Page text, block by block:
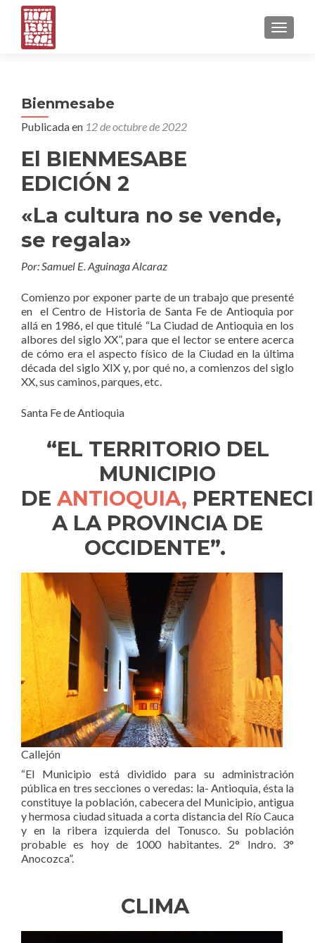
Bienmesabe
Publicada en 12 de octubre de 2022
El BIENMESABE
EDICIÓN 2
«La cultura no se vende,
se regala»
Por: Samuel E. Aguinaga Alcaraz
Comienzo por exponer parte de un trabajo que presenté
en el Centro de Historia de Santa Fe de Antioquia por
allá en 1986, el que titulé “La Ciudad de Antioquia en los
albores del siglo XX”, para que el lector se entere acerca
de cómo era el aspecto físico de la Ciudad en la última
década del siglo XIX y, por qué no, a comienzos del siglo
XX, sus caminos, parques, etc.
Santa Fe de Antioquia
“EL TERRITORIO DEL
MUNICIPIO
DE ANTIOQUIA,
A LA PROVINCIA DE
OCCIDENTE”.
Callejón
“El Municipio está dividido para su administración
pública en tres secciones o veredas: la- Antioquia, ésta la
constituye la población, cabecera del Municipio, antigua
y hermosa ciudad situada a corta distancia del Río Cauca
y en la ribera izquierda del Tonusco. Su población
probable es hoy de 1000 habitantes. 2° Indro. 3°
Anocozca”.
CLIMA